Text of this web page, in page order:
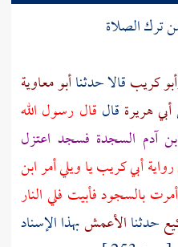
ترك الصلاة
كريبقالا حدثناأبو معاوية
أبي هريرة قال قال رسول الله
آدم السجدة فسجد اعتزل
أبي كريبيا ويلي أمر ابن
بالسجود فأبيت فلي النار
حدثناالأعمشبهذا الإسناد